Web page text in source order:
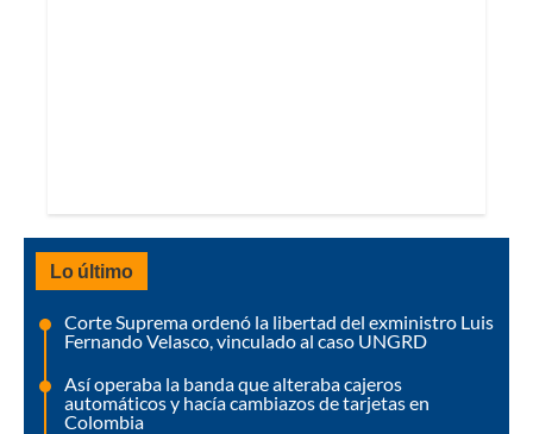
Lo último
Corte Suprema ordenó la libertad del exministro Luis
Fernando Velasco, vinculado al caso UNGRD
Así operaba la banda que alteraba cajeros
automáticos y hacía cambiazos de tarjetas en
Colombia